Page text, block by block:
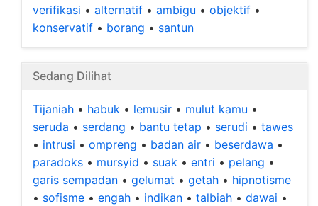
verifikasi • alternatif • ambigu • objektif •
konservatif • borang • santun
Sedang Dilihat
Tijaniah • habuk • lemusir • mulut kamu •
seruda • serdang • bantu tetap • serudi • tawes
• intrusi • ompreng • badan air • beserdawa •
paradoks • mursyid • suak • entri • pelang •
garis sempadan • gelumat • getah • hipnotisme
• sofisme • engah • indikan • talbiah • dawai •